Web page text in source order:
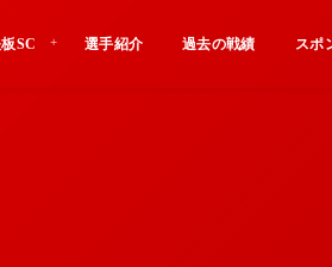
SC 選手紹介 過去の戦績 スポ